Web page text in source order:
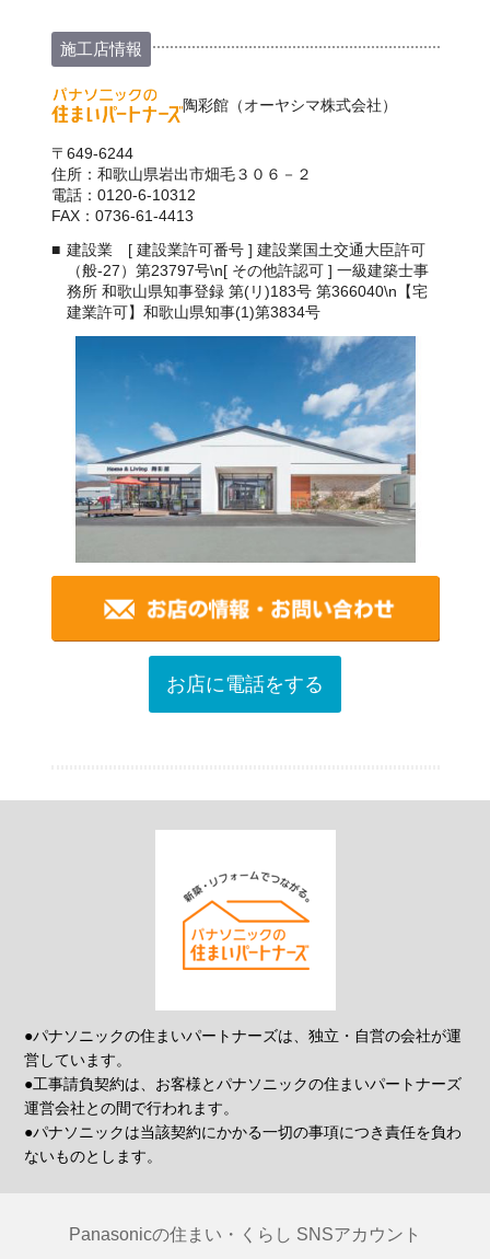
施工店情報
陶彩館（オーヤシマ株式会社）
〒649-6244
住所：和歌山県岩出市畑毛３０６－２
電話：0120-6-10312
FAX：0736-61-4413
建設業 [ 建設業許可番号 ] 建設業国土交通大臣許可
（般-27）第23797号\n[ その他許認可 ] 一級建築士事
務所 和歌山県知事登録 第(リ)183号 第366040\n【宅
建業許可】和歌山県知事(1)第3834号
お店に電話をする
●パナソニックの住まいパートナーズは、独立・自営の会社が運
営しています。
●工事請負契約は、お客様とパナソニックの住まいパートナーズ
運営会社との間で行われます。
●パナソニックは当該契約にかかる一切の事項につき責任を負わ
ないものとします。
Panasonicの住まい・くらし SNSアカウント